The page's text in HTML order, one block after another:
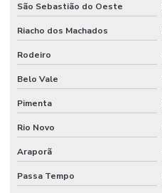
São Sebastião do Oeste
Riacho dos Machados
Rodeiro
Belo Vale
Pimenta
Rio Novo
Araporã
Passa Tempo